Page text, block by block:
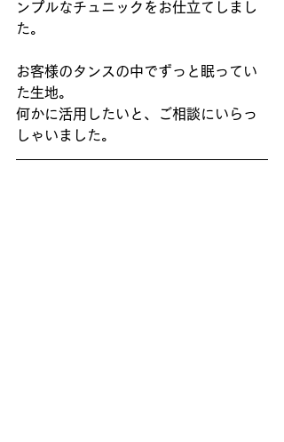
ンプルなチュニックをお仕立てしまし
た。
お客様のタンスの中でずっと眠ってい
た生地。
何かに活用したいと、ご相談にいらっ
しゃいました。